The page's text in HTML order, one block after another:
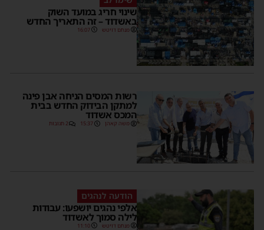
שינוי חריג במועד השוק
באשדוד – זה התאריך החדש
מנחם דויטש 16:07
רשות המסים הניחה אבן פינה
למתקן הבידוק החדש בבית
המכס אשדוד
משה קאהן 15:37 2 תגובות
הודעה לנהגים
אלפי נהגים יושפעו: עבודות
לילה סמוך לאשדוד
מנחם דויטש 11:10